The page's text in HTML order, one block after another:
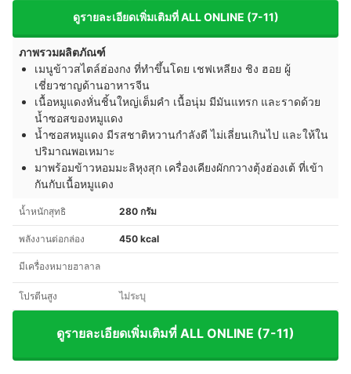
ดูรายละเอียดเพิ่มเติมที่ ALL ONLINE (7-11)
ภาพรวมผลิตภัณฑ์
เมนูข้าวสไตล์ฮ่องกง ที่ทำขึ้นโดย เชฟเหลียง ชิง ฮอย ผู้
เชี่ยวชาญด้านอาหารจีน
เนื้อหมูแดงหั่นชิ้นใหญ่เต็มคำ เนื้อนุ่ม มีมันแทรก และราดด้วย
น้ำซอสของหมูแดง
น้ำซอสหมูแดง มีรสชาติหวานกำลังดี ไม่เลี่ยนเกินไป และให้ใน
ปริมาณพอเหมาะ
มาพร้อมข้าวหอมมะลิหุงสุก เครื่องเคียงผักกวางตุ้งฮ่องเต้ ที่เข้า
กันกับเนื้อหมูแดง
น้ำหนักสุทธิ 280 กรัม
พลังงานต่อกล่อง 450 kcal
มีเครื่องหมายฮาลาล
โปรตีนสูง ไม่ระบุ
ดูรายละเอียดเพิ่มเติมที่ ALL ONLINE (7-11)